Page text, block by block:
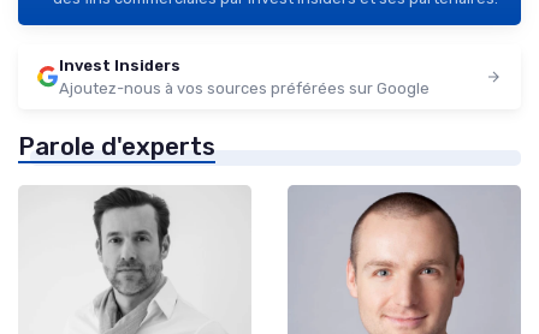
Invest Insiders
Ajoutez-nous à vos sources préférées sur Google
Parole d'experts